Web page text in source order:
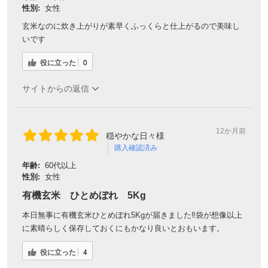
性別: 女性
玄米なのに炊き上がりが素早くふっくらと仕上がるので美味し
いです
役に立った 0
サイトからの返信
穏やかな日々様
購入確認済み
12か月前
年齢: 60代以上
性別: 女性
有機玄米 ひとめぼれ 5Kg
本日無事に有機玄米ひとめぼれ5Kgが届きました‼︎袋が想像以上
に素晴らしく保存しておくにもかなり良いとおもいます。
役に立った 4